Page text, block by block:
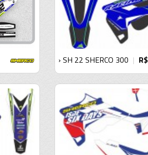
› SH 22 SHERCO 300 |